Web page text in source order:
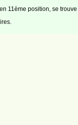
11ème position, se